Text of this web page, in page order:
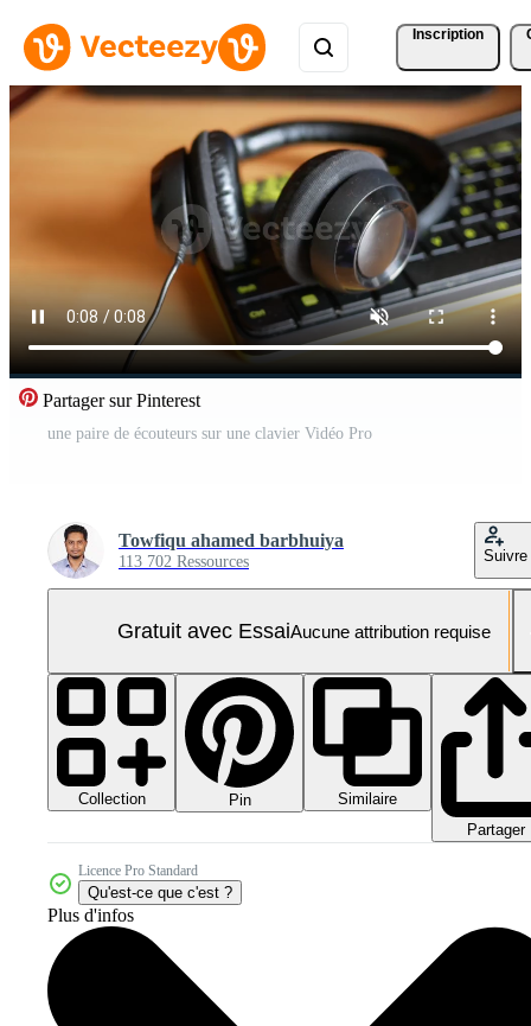
Inscription
Partager sur Pinterest
une paire de écouteurs sur une clavier Vidéo Pro
Towfiqu ahamed barbhuiya
113 702 Ressources Suivre
Gratuit avec EssaiAucune attribution requise
Collection Pin
Similaire
Partager
Licence Pro Standard
Qu'est-ce que c'est ?
Plus d'infos